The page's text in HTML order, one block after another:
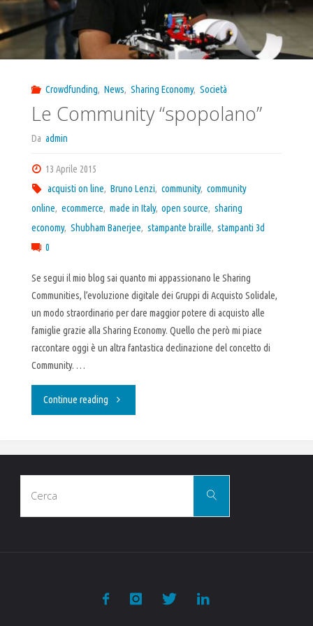
Crowdfunding, News, Sharing Economy, Società
Le Community “spopolano”
Da admin
13 Aprile 2015
acquisti on line, Bruno Lenzi, community, community
online, ecommerce, made in Italy, open source, sharing
economy, Shubham Banerjee, stampante braille, stampanti 3d
0
Se segui il mio blog sai quanto mi appassionano le Sharing
Communities, l’evoluzione digitale dei Gruppi di Acquisto Solidale,
un modo straordinario per dare maggior potere di acquisto alle
famiglie grazie alla Sharing Economy. Quello che però mi piace
raccontare oggi è un altra fantastica declinazione del concetto di
Community. …
Continue reading "Le
Cerca